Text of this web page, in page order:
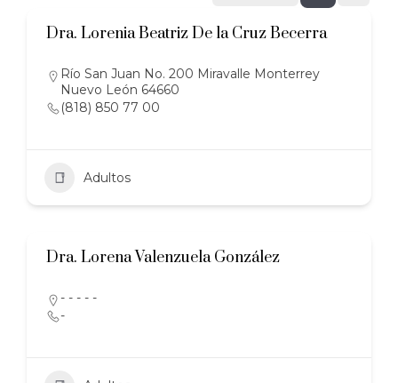
Dra. Lorenia Beatriz De la Cruz Becerra
Río San Juan No. 200 Miravalle Monterrey
Nuevo León 64660
(818) 850 77 00
Adultos
Dra. Lorena Valenzuela González
- - - - -
-